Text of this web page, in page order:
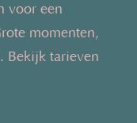
voor een
momenten,
Bekijk tarieven